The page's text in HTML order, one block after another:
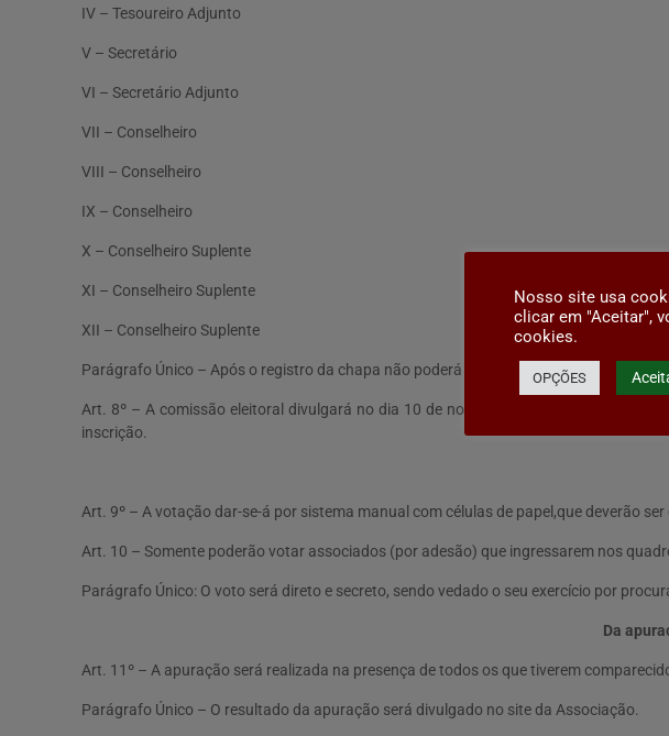
IV – Tesoureiro Adjunto
V – Secretário
VI – Secretário Adjunto
VII – Conselheiro
VIII – Conselheiro
IX – Conselheiro
X – Conselheiro Suplente
XI – Conselheiro Suplente
XII – Conselheiro Suplente
Parágrafo Único – Após o registro da chapa não poderá haver substituição de
Art. 8º – A comissão eleitoral divulgará no dia 10 de novembro a lista das chapas
inscrição.
Art. 9º – A votação dar-se-á por sistema manual com células de papel,que deverão
Art. 10 – Somente poderão votar associados (por adesão) que ingressarem nos
Parágrafo Único: O voto será direto e secreto, sendo vedado o seu exercício por
Da
Art. 11º – A apuração será realizada na presença de todos os que tiverem
Parágrafo Único – O resultado da apuração será divulgado no site da Associação.
Nosso site usa
clicar em "Aceitar",
cookies.
OPÇÕES